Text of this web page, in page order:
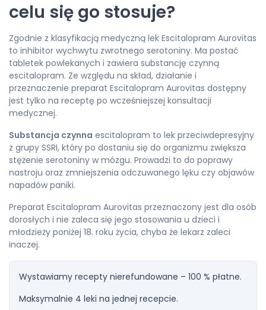
celu się go stosuje?
Zgodnie z klasyfikacją medyczną lek Escitalopram Aurovitas
to inhibitor wychwytu zwrotnego serotoniny. Ma postać
tabletek powlekanych i zawiera substancję czynną
escitalopram. Ze względu na skład, działanie i
przeznaczenie preparat Escitalopram Aurovitas dostępny
jest tylko na receptę po wcześniejszej konsultacji
medycznej.
Substancja czynna escitalopram to lek przeciwdepresyjny
z grupy SSRI, który po dostaniu się do organizmu zwiększa
stężenie serotoniny w mózgu. Prowadzi to do poprawy
nastroju oraz zmniejszenia odczuwanego lęku czy objawów
napadów paniki.
Preparat Escitalopram Aurovitas przeznaczony jest dla osób
dorosłych i nie zaleca się jego stosowania u dzieci i
młodzieży poniżej 18. roku życia, chyba że lekarz zaleci
inaczej.
Wystawiamy recepty nierefundowane – 100 % płatne.
Maksymalnie 4 leki na jednej recepcie.